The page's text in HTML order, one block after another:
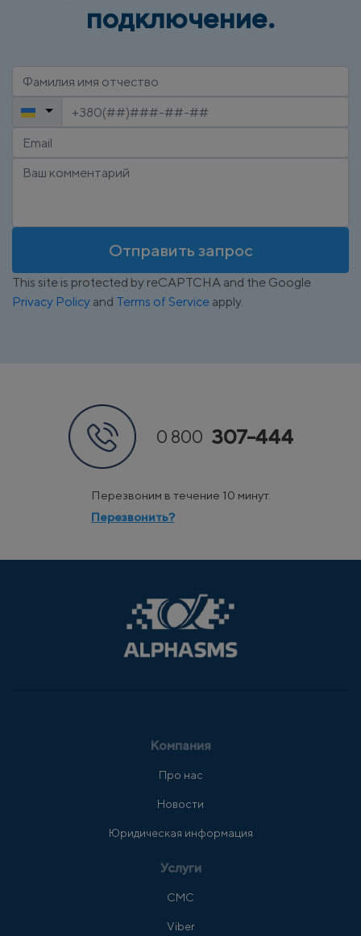
подключение.
Отправить запрос
This site is protected by reCAPTCHA and the Google
Privacy Policy and Terms of Service apply.
0 800 307-444
Перезвоним в течение 10 минут.
Перезвонить?
Компания
Про нас
Новости
Юридическая информация
Услуги
СМС
Viber